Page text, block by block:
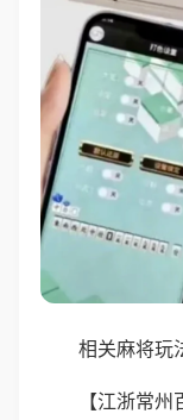
相关麻将玩
【江浙常